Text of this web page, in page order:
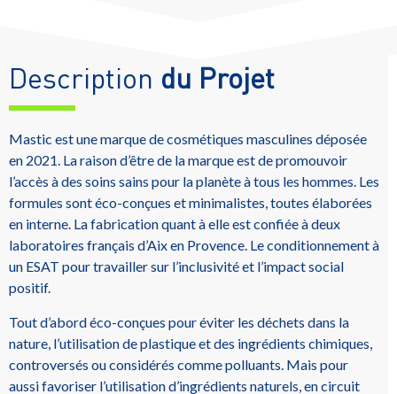
Description du Projet
Mastic est une marque de cosmétiques masculines déposée
en 2021. La raison d’être de la marque est de promouvoir
l’accès à des soins sains pour la planète à tous les hommes. Les
formules sont éco-conçues et minimalistes, toutes élaborées
en interne. La fabrication quant à elle est confiée à deux
laboratoires français d’Aix en Provence. Le conditionnement à
un ESAT pour travailler sur l’inclusivité et l’impact social
positif.
Tout d’abord éco-conçues pour éviter les déchets dans la
nature, l’utilisation de plastique et des ingrédients chimiques,
controversés ou considérés comme polluants. Mais pour
aussi favoriser l’utilisation d’ingrédients naturels, en circuit